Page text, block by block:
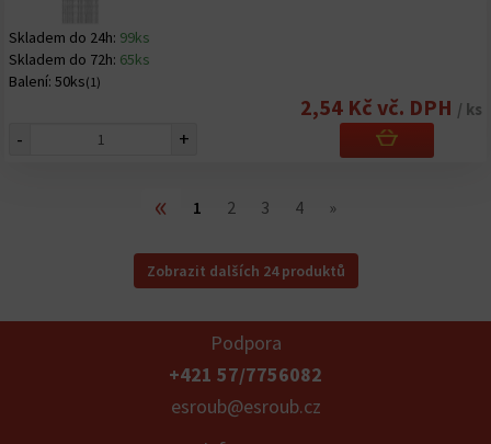
Skladem do 24h: 99ks
Skladem do 72h: 65ks
Balení: 50ks(1)
2,54 Kč vč. DPH / ks
- +
« 1 2 3 4 »
Zobrazit dalších 24 produktů
Podpora
+421 57/7756082
esroub@esroub.cz